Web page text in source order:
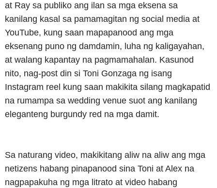
at Ray sa publiko ang ilan sa mga eksena sa
kanilang kasal sa pamamagitan ng social media at
YouTube, kung saan mapapanood ang mga
eksenang puno ng damdamin, luha ng kaligayahan,
at walang kapantay na pagmamahalan. Kasunod
nito, nag-post din si Toni Gonzaga ng isang
Instagram reel kung saan makikita silang magkapatid
na rumampa sa wedding venue suot ang kanilang
eleganteng burgundy red na mga damit.
Sa naturang video, makikitang aliw na aliw ang mga
netizens habang pinapanood sina Toni at Alex na
nagpapakuha ng mga litrato at video habang